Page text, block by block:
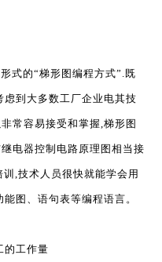
式的“梯形图编程方式”.既
到大多数工厂企业电其技
常容易接受和掌握,梯形图
电器控制电路原理图相当接
,技术人员很快就能学会用
图、语句表等编程语言。
工作量